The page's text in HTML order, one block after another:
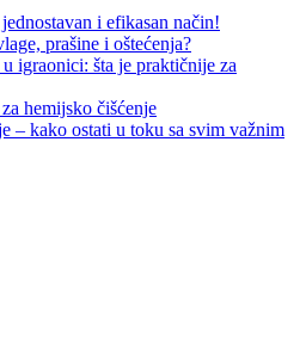
i efikasan način!
prašine i oštećenja?
igraonici: šta je praktičnije za
hemijsko čišćenje
– kako ostati u toku sa svim važnim